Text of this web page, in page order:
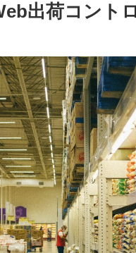
出荷コント